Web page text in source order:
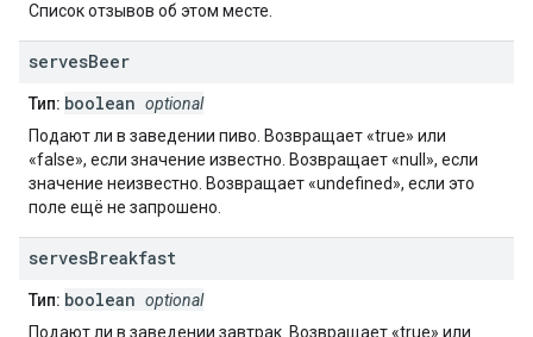
Список отзывов об этом месте.
servesBeer
Тип: boolean optional
Подают ли в заведении пиво. Возвращает «true» или
«false», если значение известно. Возвращает «null», если
значение неизвестно. Возвращает «undefined», если это
поле ещё не запрошено.
servesBreakfast
Тип: boolean optional
Подают ли в заведении завтрак. Возвращает «true» или